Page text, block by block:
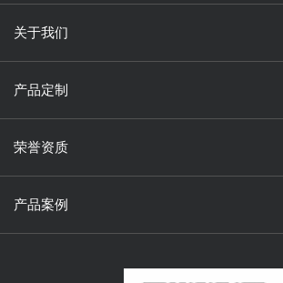
关于我们
产品定制
荣誉资质
产品案例